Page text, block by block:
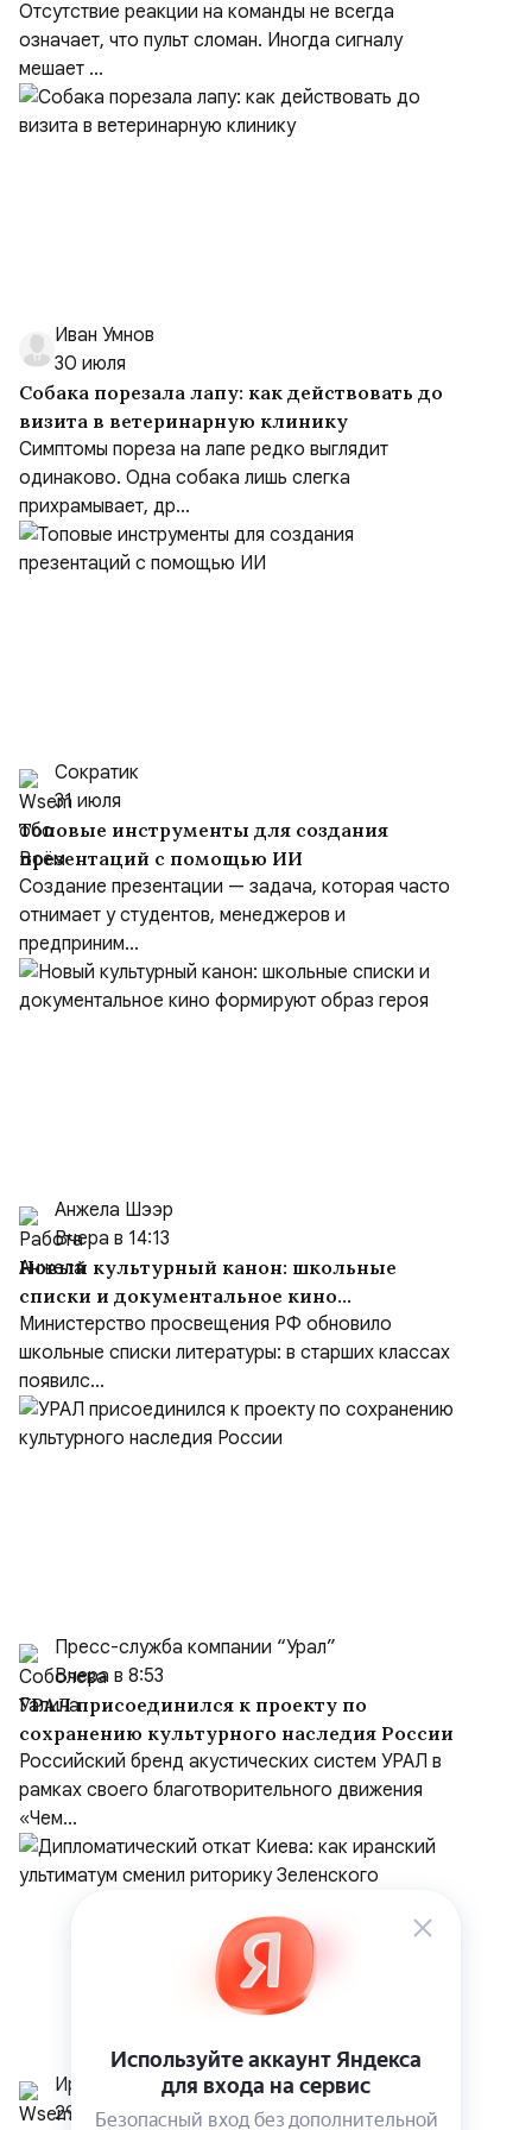
Отсутствие реакции на команды не всегда
означает, что пульт сломан. Иногда сигналу
мешает ...
Иван Умнов
30 июля
Собака порезала лапу: как действовать до
визита в ветеринарную клинику
Симптомы пореза на лапе редко выглядит
одинаково. Одна собака лишь слегка
прихрамывает, др...
Сократик
31 июля
Топовые инструменты для создания
презентаций с помощью ИИ
Создание презентации — задача, которая часто
отнимает у студентов, менеджеров и
предприним...
Анжела Шээр
Вчера в 14:13
Новый культурный канон: школьные
списки и документальное кино
формируют образ героя
Министерство просвещения РФ обновило
школьные списки литературы: в старших классах
появилс...
Пресс-служба компании “Урал”
Вчера в 8:53
УРАЛ присоединился к проекту по
сохранению культурного наследия России
Российский бренд акустических систем УРАЛ в
рамках своего благотворительного движения
«Чем...
Иранист
29 июля